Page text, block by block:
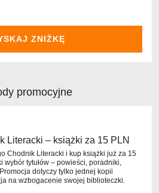
ZNIŻKĘ
promocyjne
Literacki – książki za 15 PLN
Chodnik Literacki i kup książki już za 15
wybór tytułów – powieści, poradniki,
dotyczy tylko jednej kopii
na wzbogacenie swojej biblioteczki.